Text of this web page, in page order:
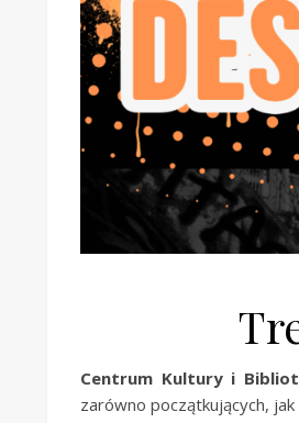
Centrum Kultury i
zarówno początkujących,